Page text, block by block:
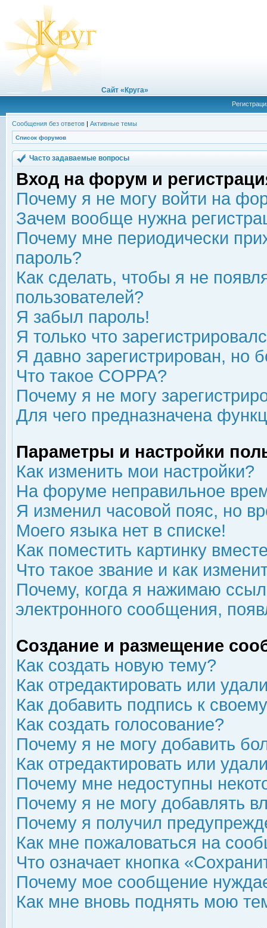
Сайт «Круга»
Сообщения без ответов | Активные темы
Список форумов
Часто задаваемые вопросы
Вход на форум и
Почему я не могу войти на
Зачем вообще нужна
Почему мне периодически
пароль?
Как сделать, чтобы я не
пользователей?
Я забыл пароль!
Я только что
Я давно зарегистрирован, но
Что такое COPPA?
Почему я не могу
Для чего предназначена
Параметры и настройки
Как изменить мои настройки?
На форуме неправильное
Я изменил часовой пояс, но
Моего языка нет в списке!
Как поместить картинку
Что такое звание и как
Почему, когда я нажимаю
электронного сообщения,
Создание и размещение
Как создать новую тему?
Как отредактировать или
Как добавить подпись к
Как создать голосование?
Почему я не могу добавить
Как отредактировать или
Почему мне недоступны
Почему я не могу добавлять
Почему я получил
Как мне пожаловаться на
Что означает кнопка
Почему мое сообщение
Как мне вновь поднять мою